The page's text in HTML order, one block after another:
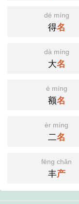
dé míng
得名
dà míng
大名
é míng
额名
èr míng
二名
fēng chǎn
丰产